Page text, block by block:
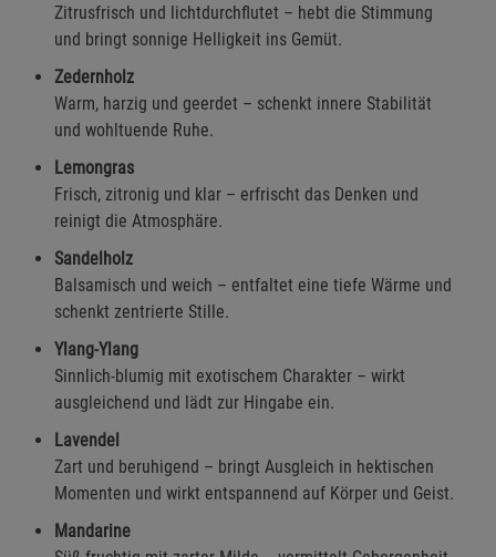
Zitrusfrisch und lichtdurchflutet – hebt die Stimmung
und bringt sonnige Helligkeit ins Gemüt.
Zedernholz
Warm, harzig und geerdet – schenkt innere Stabilität
und wohltuende Ruhe.
Lemongras
Frisch, zitronig und klar – erfrischt das Denken und
reinigt die Atmosphäre.
Sandelholz
Balsamisch und weich – entfaltet eine tiefe Wärme und
schenkt zentrierte Stille.
Ylang-Ylang
Sinnlich-blumig mit exotischem Charakter – wirkt
ausgleichend und lädt zur Hingabe ein.
Lavendel
Zart und beruhigend – bringt Ausgleich in hektischen
Momenten und wirkt entspannend auf Körper und Geist.
Mandarine